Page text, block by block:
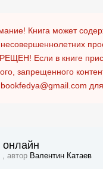
Книга может
Если в книге
запрещенного
онлайн
, автор Валентин Катаев